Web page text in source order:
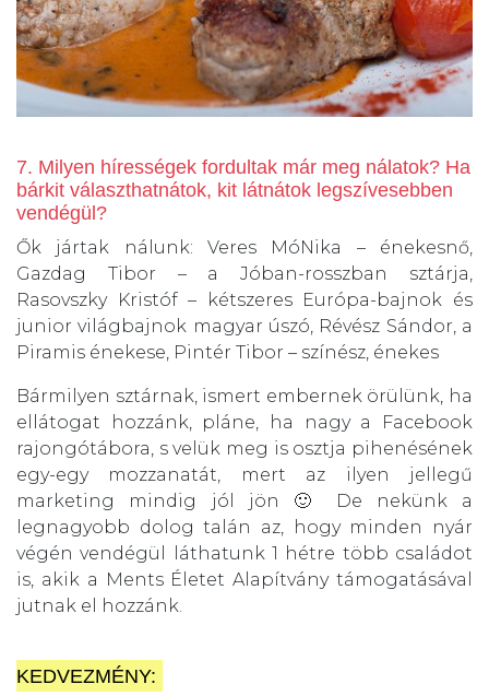
7. Milyen hírességek fordultak már meg nálatok? Ha
bárkit választhatnátok, kit látnátok legszívesebben
vendégül?
Ők jártak nálunk: Veres MóNika – énekesnő,
Gazdag Tibor – a Jóban-rosszban sztárja,
Rasovszky Kristóf – kétszeres Európa-bajnok és
junior világbajnok magyar úszó, Révész Sándor, a
Piramis énekese, Pintér Tibor – színész, énekes
Bármilyen sztárnak, ismert embernek örülünk, ha
ellátogat hozzánk, pláne, ha nagy a Facebook
rajongótábora, s velük meg is osztja pihenésének
egy-egy mozzanatát, mert az ilyen jellegű
marketing mindig jól jön 🙂 De nekünk a
legnagyobb dolog talán az, hogy minden nyár
végén vendégül láthatunk 1 hétre több családot
is, akik a Ments Életet Alapítvány támogatásával
jutnak el hozzánk.
KEDVEZMÉNY: